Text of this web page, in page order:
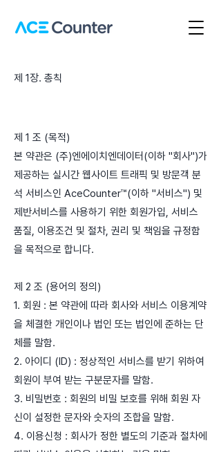
제 1장. 총칙
제 1 조 (목적)
본 약관은 (주)엔에이치엔데이터(이하 "회사")가
제공하는 실시간 웹사이트 트래픽 및 방문객 분
석 서비스인 AceCounter™(이하 "서비스") 및
제반서비스를 사용하기 위한 회원가입, 서비스
품질, 이용조건 및 절차, 권리 및 책임을 규정함
을 목적으로 합니다.
제 2 조 (용어의 정의)
1. 회원 : 본 약관에 따라 회사와 서비스 이용계약
을 체결한 개인이나 법인 또는 법인에 준하는 단
체를 말함.
2. 아이디 (ID) : 정상적인 서비스를 받기 위하여
회원이 부여 받는 구분문자를 말함.
3. 비밀번호 : 회원의 비밀 보호를 위해 회원 자
신이 설정한 문자와 숫자의 조합을 말함.
4. 이용신청 : 회사가 정한 별도의 기준과 절차에